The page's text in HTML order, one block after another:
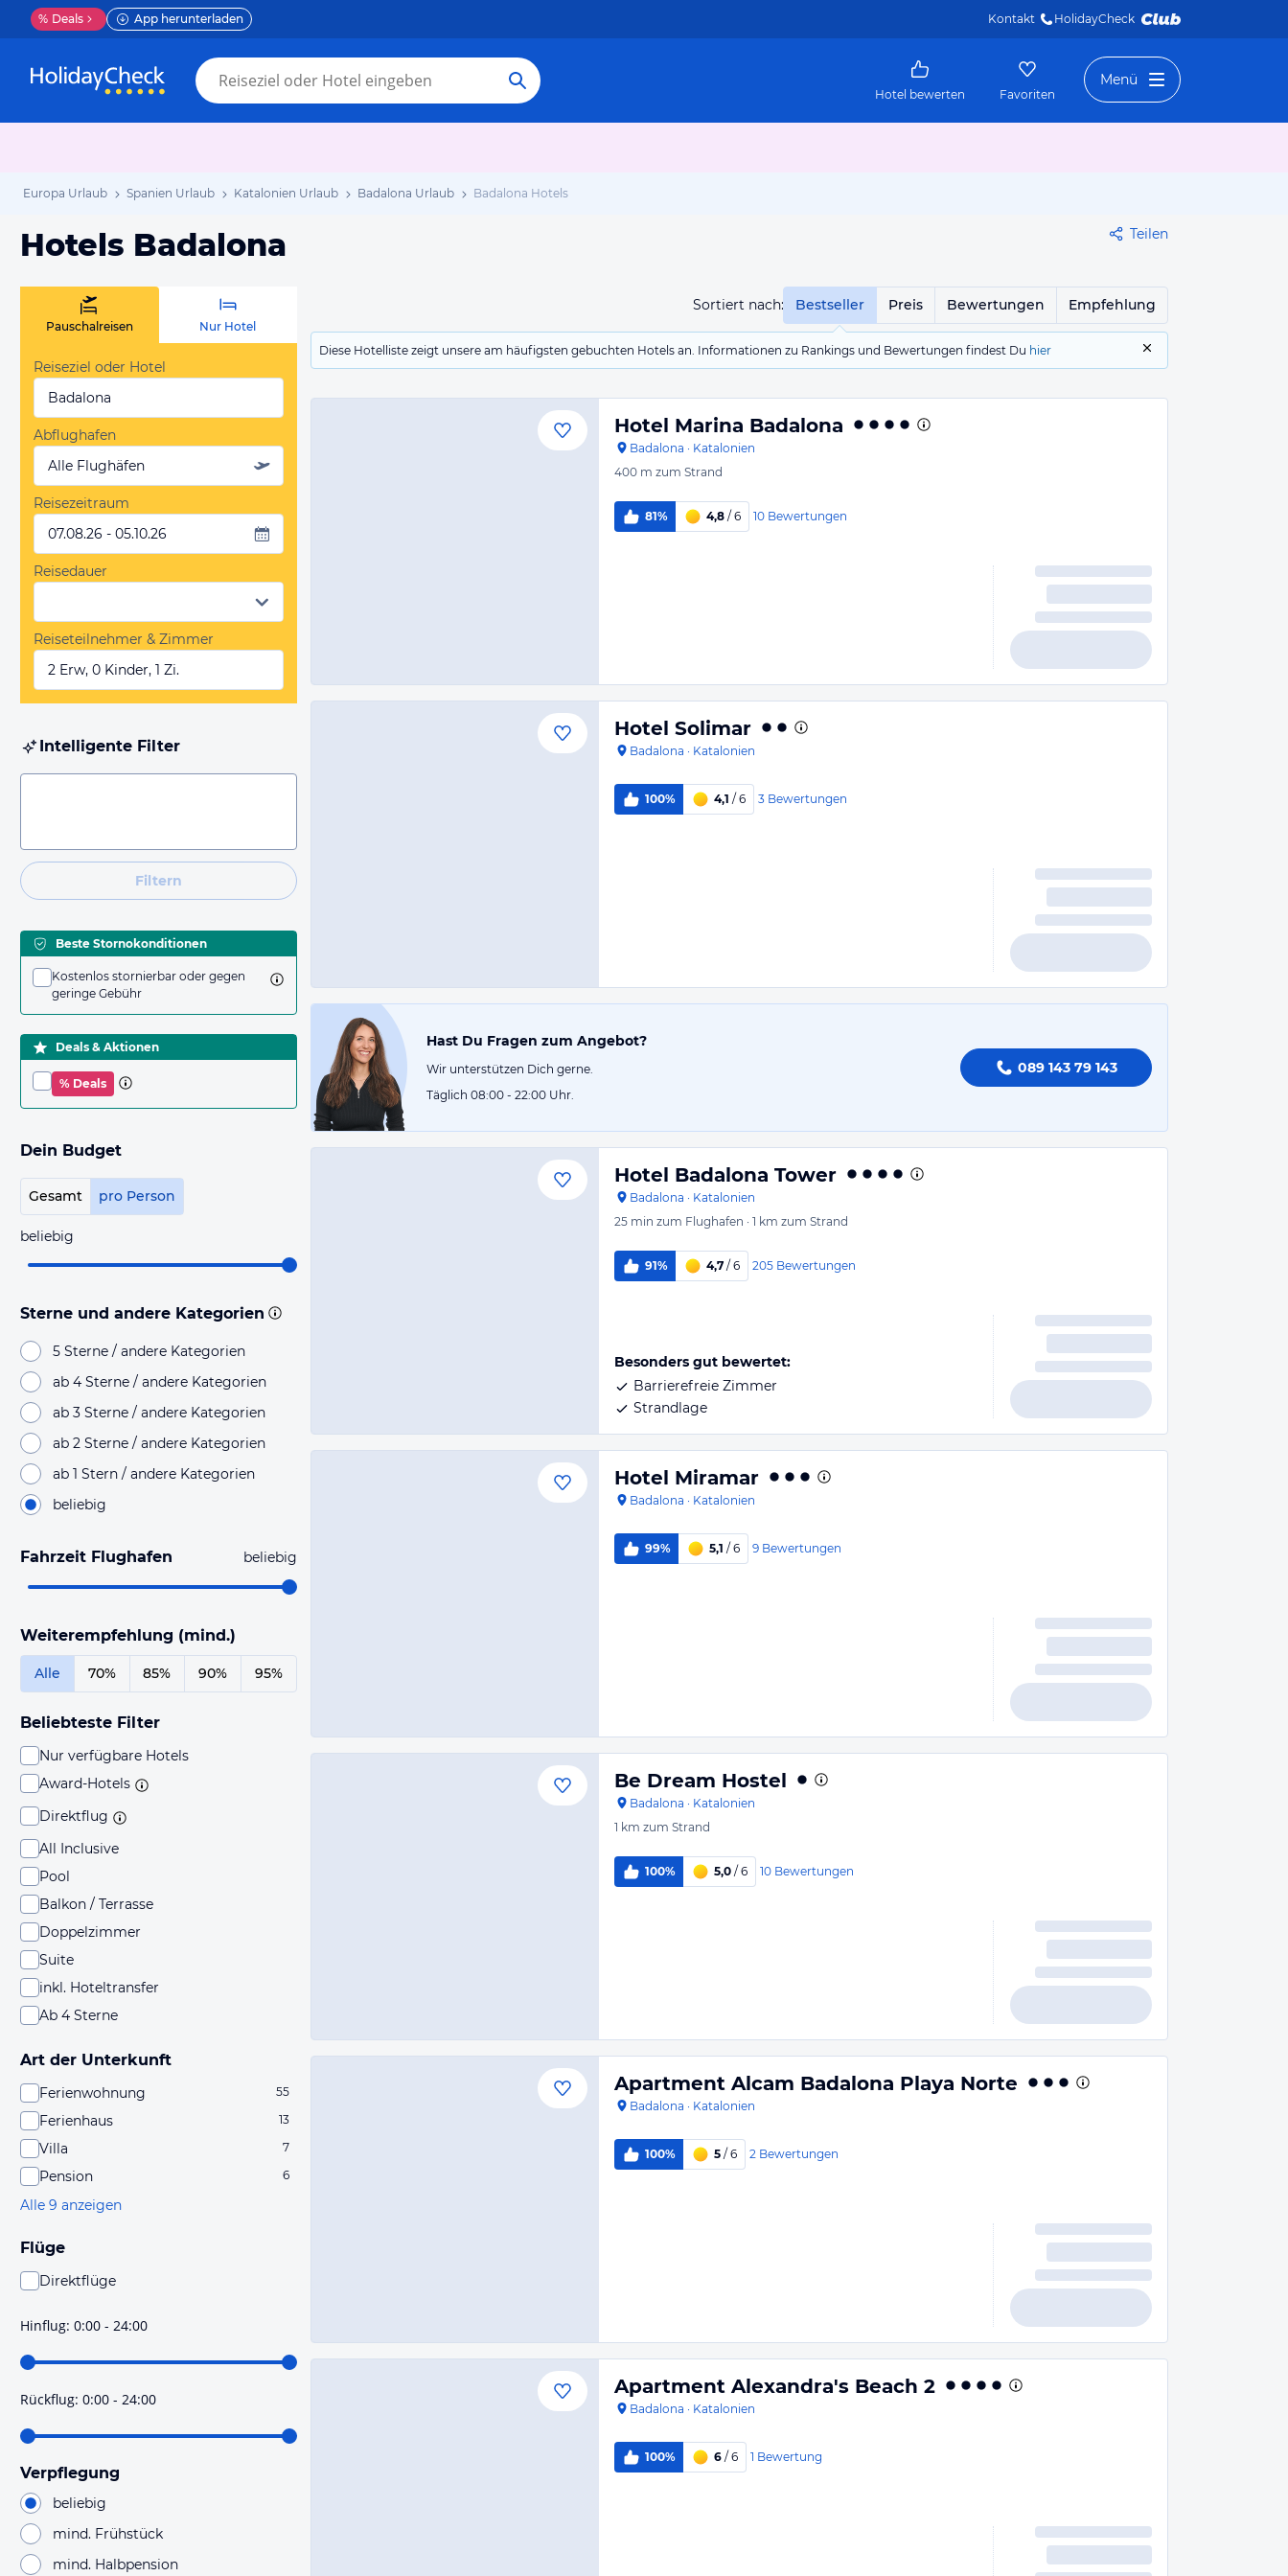
% Deals App herunterladen Kontakt HolidayCheck
Hotel bewerten Favoriten
Menü
Europa Urlaub Spanien Urlaub Katalonien Urlaub Badalona Urlaub Badalona Hotels
Hotels Badalona Teilen
Sortiert nach: Bestseller Preis Bewertungen Empfehlung
Diese Hotelliste zeigt unsere am häufigsten gebuchten Hotels an. Informationen zu Rankings und Bewertungen findest Du hier
Pauschalreisen Nur Hotel
Reiseziel oder Hotel
Badalona
Abflughafen
Alle Flughäfen
Reisezeitraum
07.08.26 - 05.10.26
Reisedauer
Reiseteilnehmer & Zimmer
2 Erw, 0 Kinder, 1 Zi.
Intelligente Filter
Filtern
Beste Stornokonditionen
Kostenlos stornierbar oder gegen
geringe Gebühr
Deals & Aktionen
% Deals
Dein Budget
Gesamt pro Person
beliebig
Sterne und andere Kategorien
5 Sterne / andere Kategorien
ab 4 Sterne / andere Kategorien
ab 3 Sterne / andere Kategorien
ab 2 Sterne / andere Kategorien
ab 1 Stern / andere Kategorien
beliebig
Fahrzeit Flughafen beliebig
Weiterempfehlung (mind.)
Alle 70% 85% 90% 95%
Beliebteste Filter
Nur verfügbare Hotels
Award-Hotels
Direktflug
All Inclusive
Pool
Balkon / Terrasse
Doppelzimmer
Suite
inkl. Hoteltransfer
Ab 4 Sterne
Art der Unterkunft
Ferienwohnung 55
Ferienhaus 13
Villa 7
Pension 6
Alle 9 anzeigen
Flüge
Direktflüge
hoher Wahrscheinlichkeit Direktflüge sind. Bitte
prüfe vor der Buchung noch einmal die Flugdetails.
Hinflug: 0:00 - 24:00
Rückflug: 0:00 - 24:00
Verpflegung
beliebig
mind. Frühstück
mind. Halbpension
Hotel Marina Badalona
Badalona · Katalonien
400 m zum Strand
81% 4,8 / 6 10 Bewertungen
Hotel Solimar
Badalona · Katalonien
100% 4,1 / 6 3 Bewertungen
Hast Du Fragen zum Angebot?
Wir unterstützen Dich gerne.
Täglich 08:00 - 22:00 Uhr.
089 143 79 143
Hotel Badalona Tower
Badalona · Katalonien
25 min zum Flughafen · 1 km zum Strand
91% 4,7 / 6 205 Bewertungen
Besonders gut bewertet:
Barrierefreie Zimmer
Strandlage
Hotel Miramar
Badalona · Katalonien
99% 5,1 / 6 9 Bewertungen
Be Dream Hostel
Badalona · Katalonien
1 km zum Strand
100% 5,0 / 6 10 Bewertungen
Apartment Alcam Badalona Playa Norte
Badalona · Katalonien
100% 5 / 6 2 Bewertungen
Apartment Alexandra's Beach 2
Badalona · Katalonien
100% 6 / 6 1 Bewertung